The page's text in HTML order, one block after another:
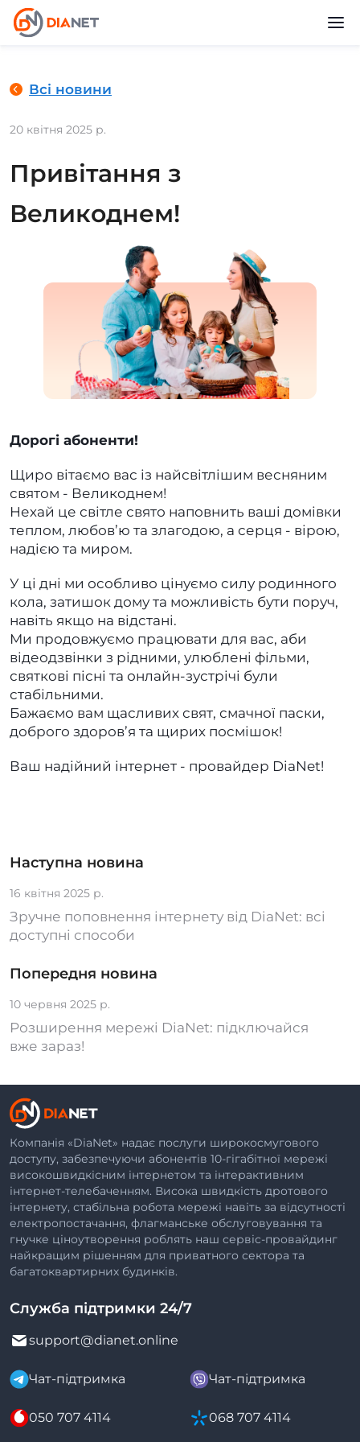
Всі новини
20 квітня 2025 р.
Привітання з
Великоднем!
Дорогі абоненти!
Щиро вітаємо вас із найсвітлішим весняним
святом - Великоднем!
Нехай це світле свято наповнить ваші домівки
теплом, любов’ю та злагодою, а серця - вірою,
надією та миром.
У ці дні ми особливо цінуємо силу родинного
кола, затишок дому та можливість бути поруч,
навіть якщо на відстані.
Ми продовжуємо працювати для вас, аби
відеодзвінки з рідними, улюблені фільми,
святкові пісні та онлайн-зустрічі були
стабільними.
Бажаємо вам щасливих свят, смачної паски,
доброго здоров’я та щирих посмішок!
Ваш надійний інтернет - провайдер DiaNet!
Наступна новина
16 квітня 2025 р.
Зручне поповнення інтернету від DiaNet: всі
доступні способи
Попередня новина
10 червня 2025 р.
Розширення мережі DiaNet: підключайся
вже зараз!
Компанія «DiaNet» надає послуги широкосмугового
доступу, забезпечуючи абонентів 10-гігабітної мережі
високошвидкісним інтернетом та інтерактивним
інтернет-телебаченням. Висока швидкість дротового
інтернету, стабільна робота мережі навіть за відсутності
електропостачання, флагманське обслуговування та
гнучке ціноутворення роблять наш сервіс-провайдинг
найкращим рішенням для приватного сектора та
багатоквартирних будинків.
Служба підтримки 24/7
support@dianet.online
Чат-підтримка Чат-підтримка
050 707 4114 068 707 4114